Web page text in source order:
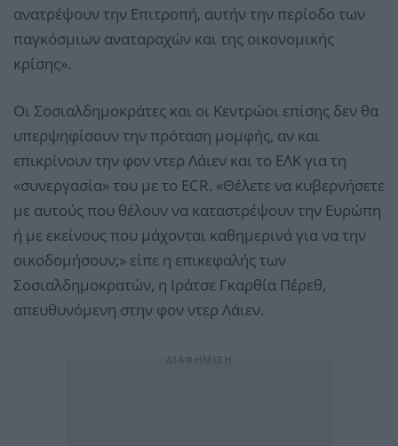
ανατρέψουν την Επιτροπή, αυτήν την περίοδο των
παγκόσμιων αναταραχών και της οικονομικής
κρίσης».
Οι Σοσιαλδημοκράτες και οι Κεντρώοι επίσης δεν θα
υπερψηφίσουν την πρόταση μομφής, αν και
επικρίνουν την φον ντερ Λάιεν και το ΕΛΚ για τη
«συνεργασία» του με το ECR. «Θέλετε να κυβερνήσετε
με αυτούς που θέλουν να καταστρέψουν την Ευρώπη
ή με εκείνους που μάχονται καθημερινά για να την
οικοδομήσουν;» είπε η επικεφαλής των
Σοσιαλδημοκρατών, η Ιράτσε Γκαρθία Πέρεθ,
απευθυνόμενη στην φον ντερ Λάιεν.